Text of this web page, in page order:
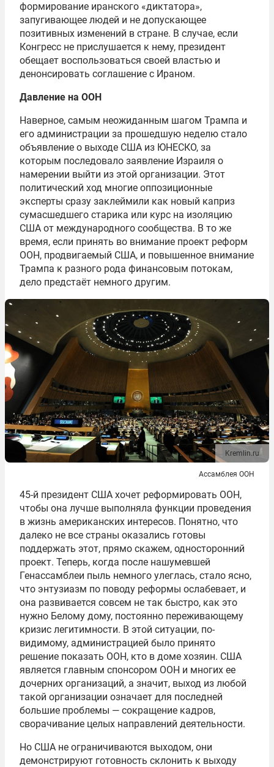
формирование иранского «диктатора»,
запугивающее людей и не допускающее
позитивных изменений в стране. В случае, если
Конгресс не прислушается к нему, президент
обещает воспользоваться своей властью и
денонсировать соглашение с Ираном.
Давление на ООН
Наверное, самым неожиданным шагом Трампа и
его администрации за прошедшую неделю стало
объявление о выходе США из ЮНЕСКО, за
которым последовало заявление Израиля о
намерении выйти из этой организации. Этот
политический ход многие оппозиционные
эксперты сразу заклеймили как новый каприз
сумасшедшего старика или курс на изоляцию
США от международного сообщества. В то же
время, если принять во внимание проект реформ
ООН, продвигаемый США, и повышенное внимание
Трампа к разного рода финансовым потокам,
дело предстаёт немного другим.
Kremlin.ru
Ассамблея ООН
45-й президент США хочет реформировать ООН,
чтобы она лучше выполняла функции проведения
в жизнь американских интересов. Понятно, что
далеко не все страны оказались готовы
поддержать этот, прямо скажем, односторонний
проект. Теперь, когда после нашумевшей
Генассамблеи пыль немного улеглась, стало ясно,
что энтузиазм по поводу реформы ослабевает, и
она развивается совсем не так быстро, как это
нужно Белому дому, постоянно переживающему
кризис легитимности. В этой ситуации, по-
видимому, администрацией было принято
решение показать ООН, кто в доме хозяин. США
является главным спонсором ООН и многих ее
дочерних организаций, а значит, выход из любой
такой организации означает для последней
большие проблемы — сокращение кадров,
сворачивание целых направлений деятельности.
Но США не ограничиваются выходом, они
демонстрируют готовность склонить к выходу